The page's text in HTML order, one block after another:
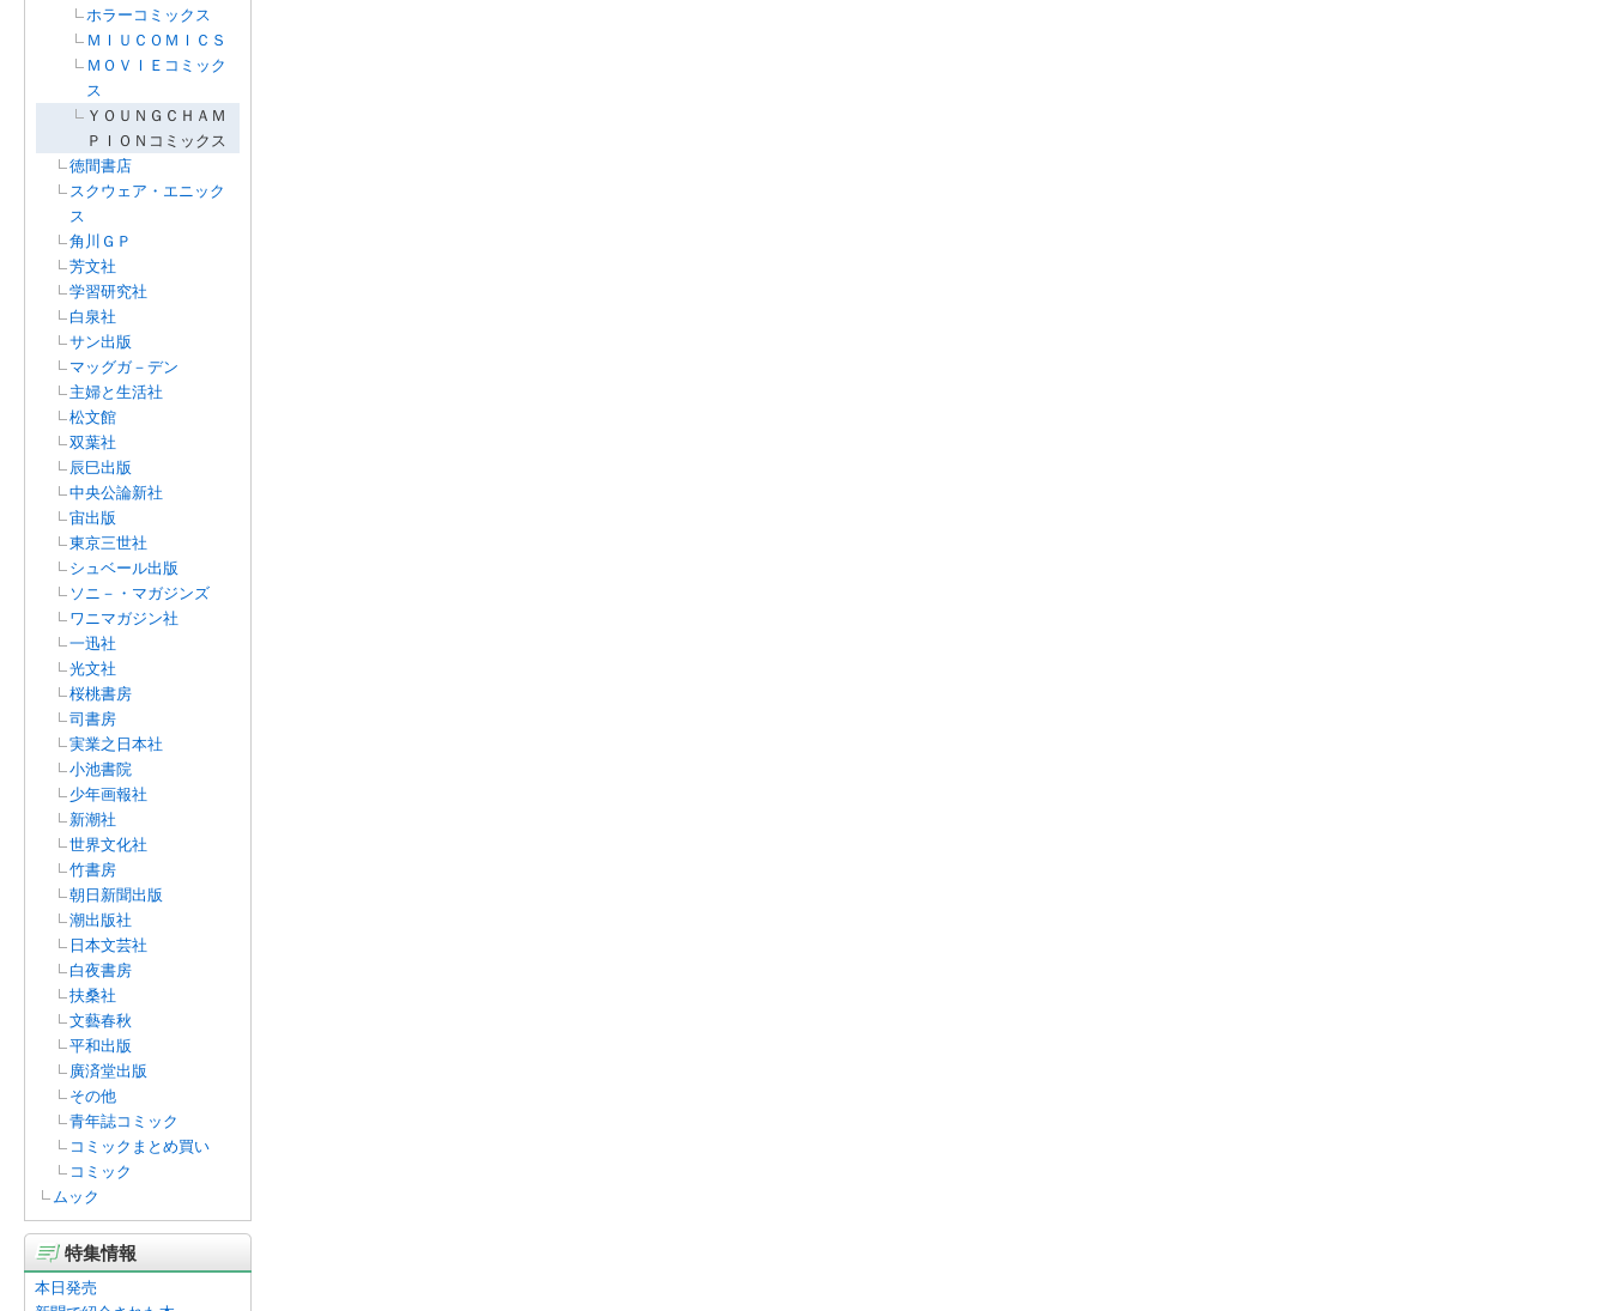
ホラーコミックス
ＭＩＵＣＯＭＩＣＳ
ＭＯＶＩＥコミック
ス
ＹＯＵＮＧＣＨＡＭ
ＰＩＯＮコミックス
徳間書店
スクウェア・エニック
ス
角川ＧＰ
芳文社
学習研究社
白泉社
サン出版
マッグガ－デン
主婦と生活社
松文館
双葉社
辰巳出版
中央公論新社
宙出版
東京三世社
シュベール出版
ソニ－・マガジンズ
ワニマガジン社
一迅社
光文社
桜桃書房
司書房
実業之日本社
小池書院
少年画報社
新潮社
世界文化社
竹書房
朝日新聞出版
潮出版社
日本文芸社
白夜書房
扶桑社
文藝春秋
平和出版
廣済堂出版
その他
青年誌コミック
コミックまとめ買い
コミック
ムック
特集情報
本日発売